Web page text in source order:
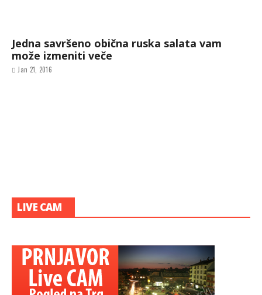
Jedna savršeno obična ruska salata vam
može izmeniti veče
Jan 21, 2016
LIVE CAM